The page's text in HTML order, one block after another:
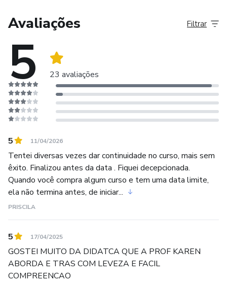
Avaliações
5 23 avaliações
Filtrar
5 11/04/2026
Tentei diversas vezes dar continuidade no curso, mais sem
êxito. Finalizou antes da data . Fiquei decepcionada.
Quando você compra algum curso e tem uma data limite,
ela não termina antes, de iniciar...
PRISCILA
5 17/04/2025
GOSTEI MUITO DA DIDATCA QUE A PROF KAREN
ABORDA E TRAS COM LEVEZA E FACIL
COMPREENCAO